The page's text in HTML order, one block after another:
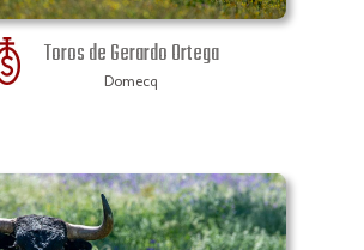
Toros de Gerardo Ortega
Domecq